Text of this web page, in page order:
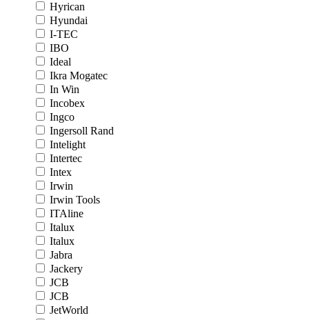
Hyrican
Hyundai
I-TEC
IBO
Ideal
Ikra Mogatec
In Win
Incobex
Ingco
Ingersoll Rand
Intelight
Intertec
Intex
Irwin
Irwin Tools
ITAline
Italux
Italux
Jabra
Jackery
JCB
JCB
JetWorld